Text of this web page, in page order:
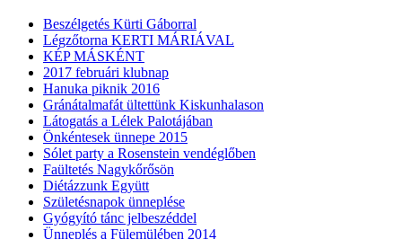
Beszélgetés Kürti Gáborral
Légzőtorna KERTI MÁRIÁVAL
KÉP MÁSKÉNT
2017 februári klubnap
Hanuka piknik 2016
Gránátalmafát ültettünk Kiskunhalason
Látogatás a Lélek Palotájában
Önkéntesek ünnepe 2015
Sólet party a Rosenstein vendéglőben
Faültetés Nagykőrősön
Diétázzunk Együtt
Születésnapok ünneplése
Gyógyító tánc jelbeszéddel
Ünneplés a Fülemülében 2014